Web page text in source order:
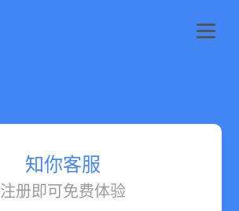
知你客服
注册即可免费体验